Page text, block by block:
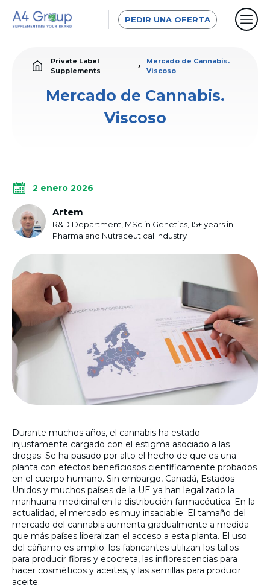
PEDIR UNA OFERTA
Private Label
Supplements
Mercado de Сannabis.
Viscoso
Mercado de Сannabis.
Viscoso
2 enero 2026
Artem
R&D Department, MSc in Genetics, 15+ years in
Pharma and Nutraceutical Industry
Durante muchos años, el cannabis ha estado
injustamente cargado con el estigma asociado a las
drogas. Se ha pasado por alto el hecho de que es una
planta con efectos beneficiosos científicamente probados
en el cuerpo humano. Sin embargo, Canadá, Estados
Unidos y muchos países de la UE ya han legalizado la
marihuana medicinal en la distribución farmacéutica. En la
actualidad, el mercado es muy insaciable. El tamaño del
mercado del cannabis aumenta gradualmente a medida
que más países liberalizan el acceso a esta planta. El uso
del cáñamo es amplio: los fabricantes utilizan los tallos
para producir fibras y ecocreta, las inflorescencias para
hacer cosméticos y aceites, y las semillas para producir
aceite.